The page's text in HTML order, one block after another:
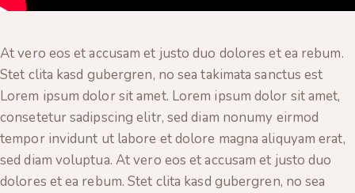
At vero eos et accusam et justo duo dolores et ea rebum.
Stet clita kasd gubergren, no sea takimata sanctus est
Lorem ipsum dolor sit amet. Lorem ipsum dolor sit amet,
consetetur sadipscing elitr, sed diam nonumy eirmod
tempor invidunt ut labore et dolore magna aliquyam erat,
sed diam voluptua. At vero eos et accusam et justo duo
dolores et ea rebum. Stet clita kasd gubergren, no sea